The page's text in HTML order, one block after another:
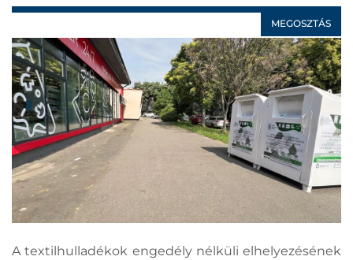
MEGOSZTÁS
A textilhulladékok engedély nélküli elhelyezésének